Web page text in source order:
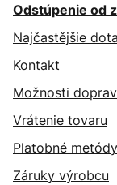
Odstúpenie od
Najčastějšie
Kontakt
Možnosti
Vrátenie tovaru
Platobné metódy
Záruky výrobcu